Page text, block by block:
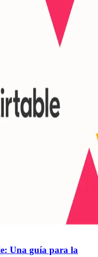
Una guía para la